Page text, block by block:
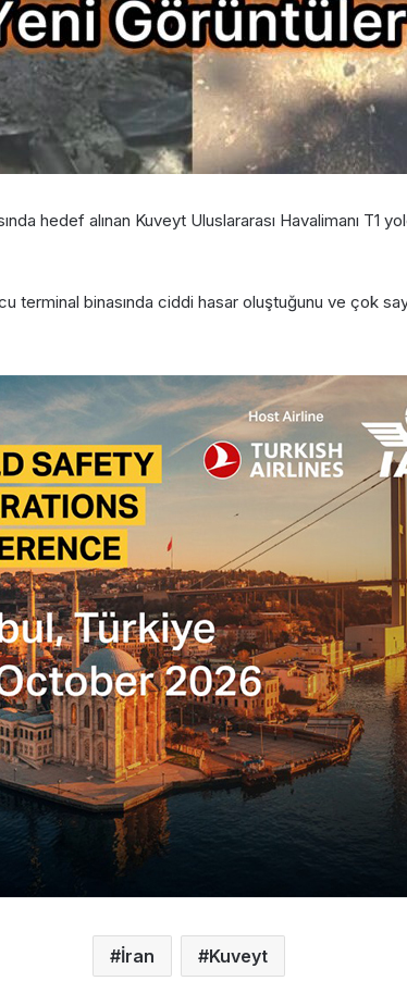
hedef alınan Kuveyt Uluslararası Havalimanı T1
terminal binasında ciddi hasar oluştuğunu ve çok
İran Kuveyt